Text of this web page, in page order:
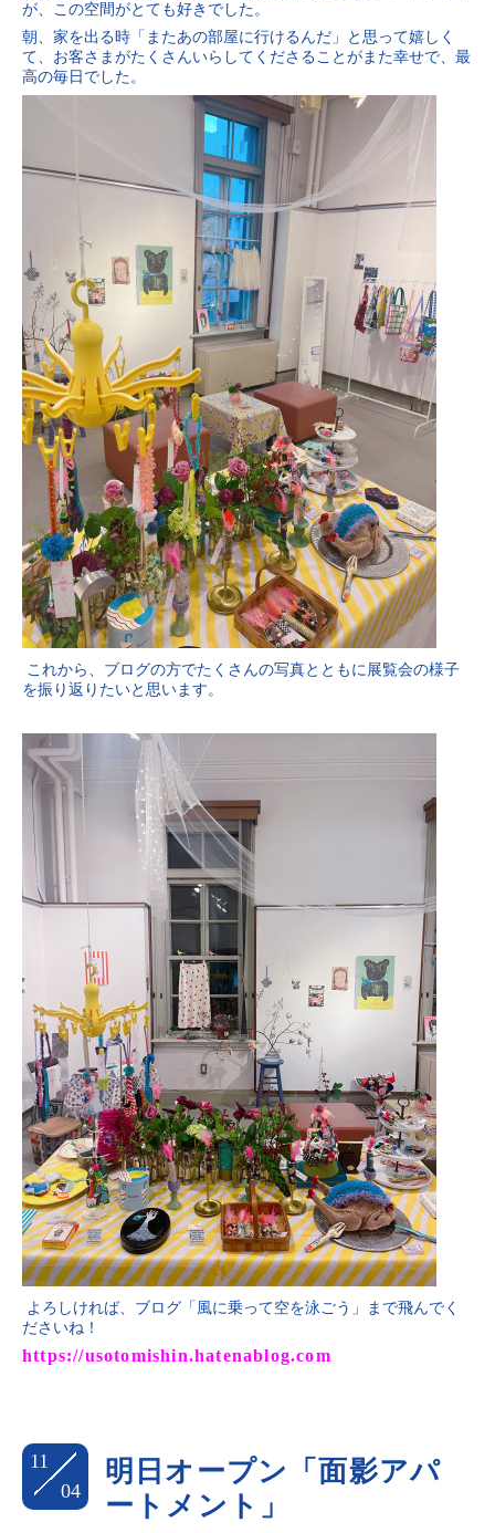
が、この空間がとても好きでした。
朝、家を出る時「またあの部屋に行けるんだ」と思って嬉しく
て、お客さまがたくさんいらしてくださることがまた幸せで、最
高の毎日でした。
これから、ブログの方でたくさんの写真とともに展覧会の様子
を振り返りたいと思います。
よろしければ、ブログ「風に乗って空を泳ごう」まで飛んでく
ださいね！
https://usotomishin.hatenablog.com
11
04
明日オープン「面影アパ
ートメント」